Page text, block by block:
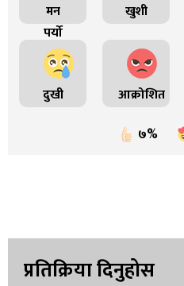
मन
पर्यो
खुशी
दुखी
आक्रोशित
७%
प्रतिक्रिया दिनुहोस